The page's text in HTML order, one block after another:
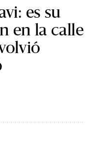
es su
en la calle